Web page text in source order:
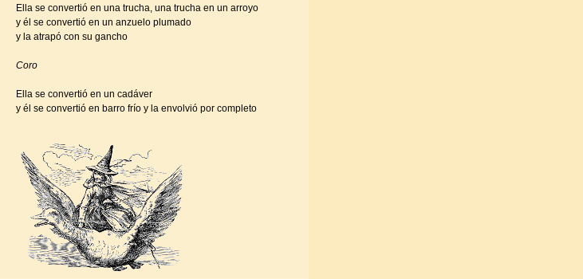
Ella se convertió en una trucha, una trucha en un arroyo
y él se convertió en un anzuelo plumado
y la atrapó con su gancho
Coro
Ella se convertió en un cadáver
y él se convertió en barro frío y la envolvió por completo